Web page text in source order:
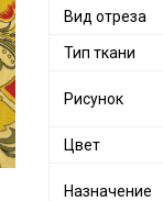
Вид отреза
Тип ткани
Рисунок
Цвет
Назначение